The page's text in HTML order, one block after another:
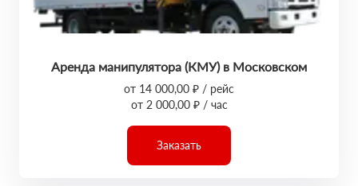
Аренда манипулятора (КМУ) в Московском
от 14 000,00 ₽ / рейс
от 2 000,00 ₽ / час
Заказать